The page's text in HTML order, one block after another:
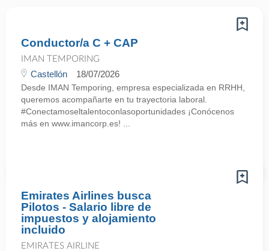
Conductor/a C + CAP
IMAN TEMPORING
Castellón 18/07/2026
Desde IMAN Temporing, empresa especializada en RRHH,
queremos acompañarte en tu trayectoria laboral.
#Conectamoseltalentoconlasoportunidades ¡Conócenos
más en www.imancorp.es! ...
Emirates Airlines busca
Pilotos - Salario libre de
impuestos y alojamiento
incluido
EMIRATES AIRLINE